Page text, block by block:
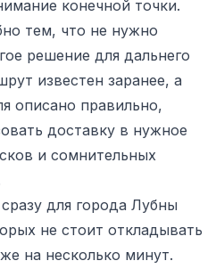
конечной точки.
тем, что не нужно
решение для дальнего
известен заранее, а
описано правильно,
доставку в нужное
и сомнительных
для города Лубны
не стоит откладывать
на несколько минут.